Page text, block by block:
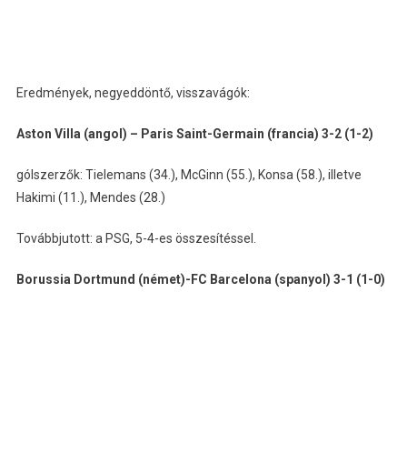
Eredmények, negyeddöntő, visszavágók:
Aston Villa (angol) – Paris Saint-Germain (francia) 3-2 (1-2)
gólszerzők: Tielemans (34.), McGinn (55.), Konsa (58.), illetve
Hakimi (11.), Mendes (28.)
Továbbjutott: a PSG, 5-4-es összesítéssel.
Borussia Dortmund (német)-FC Barcelona (spanyol) 3-1 (1-0)